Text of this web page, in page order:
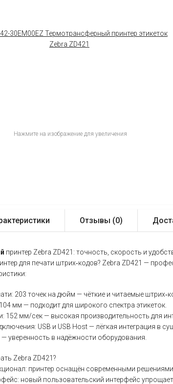
Нажмите на изображение для увеличения
Отзывы (0)
принтер Zebra ZD421: точность, скорость и
для печати штрих‑кодов? Zebra ZD421 —
203 точек на дюйм — чёткие и читаемые
104 мм — подходит для широкого спектра этикеток.
152 мм/сек— высокая производительность для
USB и USB Host— лёгкая интеграция в
— уверенность в надёжности оборудования.
Zebra ZD421?
принтер оснащён современными решениями
новый пользовательский интерфейс упрощает